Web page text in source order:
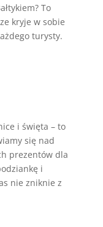
To
kryje w sobie
turysty.
i święta – to
się nad
prezentów dla
i
nie zniknie z